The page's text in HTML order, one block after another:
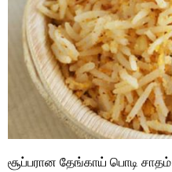
சூப்பரான தேங்காய் பொடி சாதம்